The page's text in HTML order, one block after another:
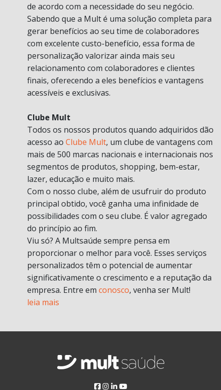
de acordo com a necessidade do seu negócio.
Sabendo que a Mult é uma solução completa para
gerar benefícios ao seu time de colaboradores
com excelente custo-benefício, essa forma de
personalização valorizar ainda mais seu
relacionamento com colaboradores e clientes
finais, oferecendo a eles benefícios e vantagens
acessíveis e exclusivas.
Clube Mult
Todos os nossos produtos quando adquiridos dão
acesso ao Clube Mult, um clube de vantagens com
mais de 500 marcas nacionais e internacionais nos
segmentos de produtos, shopping, bem-estar,
lazer, educação e muito mais.
Com o nosso clube, além de usufruir do produto
principal obtido, você ganha uma infinidade de
possibilidades com o seu clube. É valor agregado
do princípio ao fim.
Viu só? A Multsaúde sempre pensa em
proporcionar o melhor para você. Esses serviços
personalizados têm o potencial de aumentar
significativamente o crescimento e a reputação da
empresa. Entre em conosco, venha ser Mult!
leia mais